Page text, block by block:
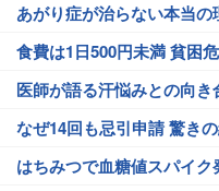
あがり症が治らない本当の
食費は1日500円未満 貧困
医師が語る汗悩みとの向き
なぜ14回も忌引申請 驚き
はちみつで血糖値スパイク